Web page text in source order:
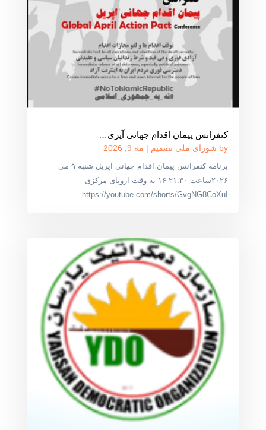
کنفرانس پیمان اقدام جهانی آپری…
by شورای ملی تصمیم | مه 9, 2026
برنامه کنفرانس پیمان اقدام جهانی آپریل شنبه ۹ می
۲۰۲۶ساعت ۲۱:۳۰-۱۶ به وقت اروپای مرکزی
https://youtube.com/shorts/GvgNG8CoXuI